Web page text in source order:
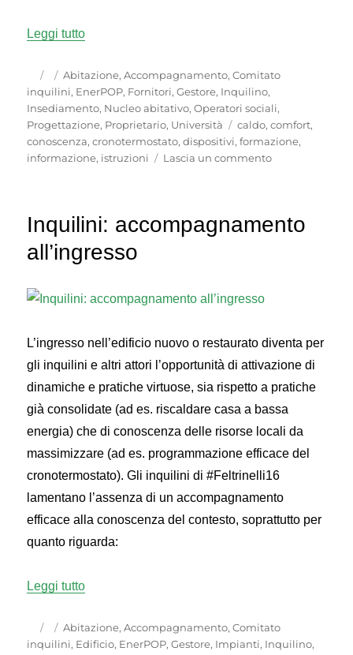
Leggi tutto“Cronotemostato: programmazione e
AutorePubblicato
il
Categorie
Abitazione,Accompagnamento,Comitato
inquilini, EnerPOP, Fornitori,Gestore, Inquilino,
Insediamento, Nucleo abitativo,Operatori sociali,
Progettazione, Proprietario, Università Tag
caldo,comfort,
conoscenza,cronotermostato,dispositivi,formazione,
informazione, istruzioni Lascia un commentosu
regolazione
Inquilini: accompagnamento
all’ingresso
L’ingresso nell’edificio nuovo o restaurato diventa per
gli inquilini e altri attori l’opportunità di attivazione di
dinamiche e pratiche virtuose, sia rispetto a pratiche
già consolidate (ad es. riscaldare casa a bassa
energia) che di conoscenza delle risorse locali da
massimizzare (ad es. programmazione efficace del
cronotermostato). Gli inquilini di #Feltrinelli16
lamentano l’assenza di un accompagnamento
efficace alla conoscenza del contesto, soprattutto per
quanto riguarda:
Leggi tutto“Inquilini: accompagnamento all’ingresso”
AutorePubblicato
il
Categorie
Abitazione,Accompagnamento,Comitato
inquilini, Edificio, EnerPOP,Gestore, Impianti, Inquilino,